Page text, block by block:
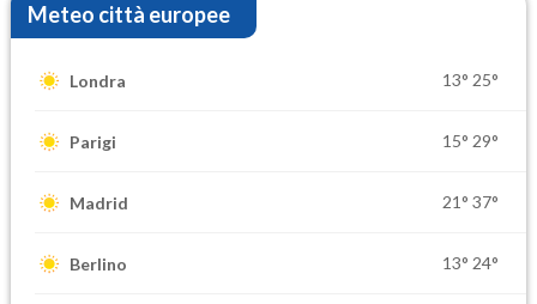
Meteo città europee
Londra 13° 25°
Parigi 15° 29°
Madrid 21° 37°
Berlino 13° 24°